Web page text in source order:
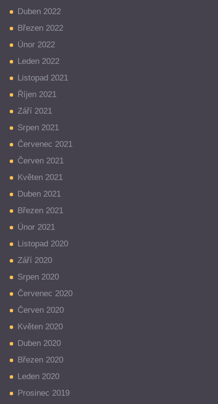
Duben 2022
Březen 2022
Únor 2022
Leden 2022
Listopad 2021
Říjen 2021
Září 2021
Srpen 2021
Červenec 2021
Červen 2021
Květen 2021
Duben 2021
Březen 2021
Únor 2021
Listopad 2020
Září 2020
Srpen 2020
Červenec 2020
Červen 2020
Květen 2020
Duben 2020
Březen 2020
Leden 2020
Prosinec 2019